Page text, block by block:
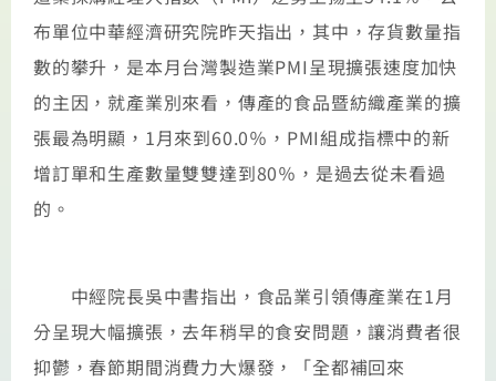
布單位中華經濟研究院昨天指出，其中，存貨數量指
數的攀升，是本月台灣製造業PMI呈現擴張速度加快
的主因，就產業別來看，傳產的食品暨紡織產業的擴
張最為明顯，1月來到60.0％，PMI組成指標中的新
增訂單和生產數量雙雙達到80％，是過去從未看過
的。
中經院長吳中書指出，食品業引領傳產業在1月
分呈現大幅擴張，去年稍早的食安問題，讓消費者很
抑鬱，春節期間消費力大爆發，「全都補回來